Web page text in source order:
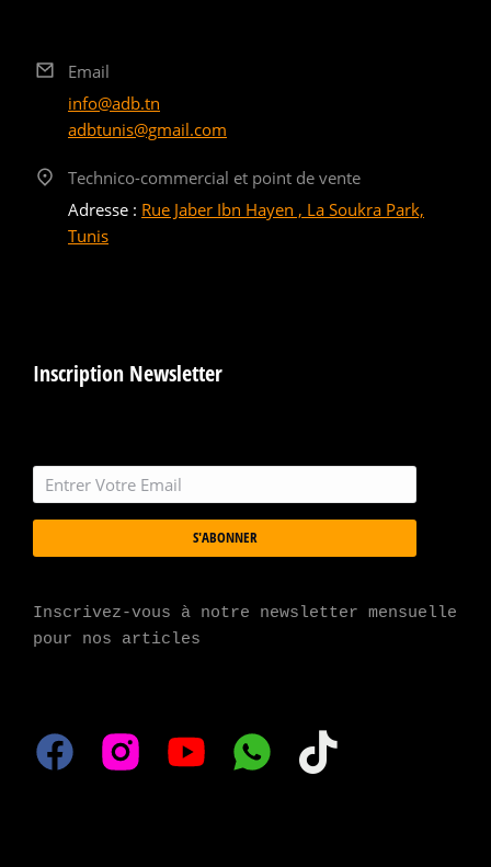
Email
info@adb.tn
adbtunis@gmail.com
Technico-commercial et point de vente
Adresse : Rue Jaber Ibn Hayen , La Soukra Park,
Tunis
Inscription Newsletter
S'ABONNER
Inscrivez-vous à notre newsletter mensuelle
pour nos articles